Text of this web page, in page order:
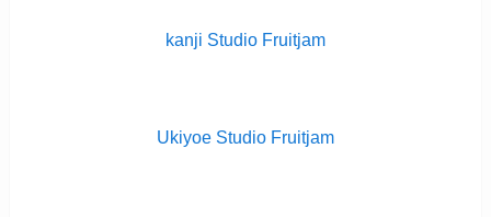
kanji Studio Fruitjam
Ukiyoe Studio Fruitjam